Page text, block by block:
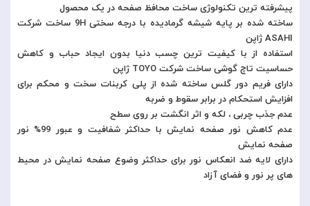
پیشرفته ترین تکنولوژی ساخت محافظ صفحه در یک محصول
ساخته شده بر پایه شیشه گرمادیده با درجه سختی 9H ساخت شرکت
ASAHI ژاپن
استفاده از با کیفیت ترین چسب دنیا بدون ایجاد حباب و کاهش
حساسیت تاچ گوشی ساخت شرکت TOYO ژاپن
دارای فریم دور گلس ساخته شده از پلی کربنات سخت و محکم برای
افزایش استحکام در برابر سقوط و ضربه
عدم جذب چربی ، لکه و اثر انگشت بر روی سطح
عدم کاهش نور صفحه نمایش با حداکثر شفافیت و عبور 99% نور
صفحه نمایش
دارای لایه ضد انعکاس نور برای حداکثر وضوع صفحه نمایش در محیط
های پر نور و فضای آزاد